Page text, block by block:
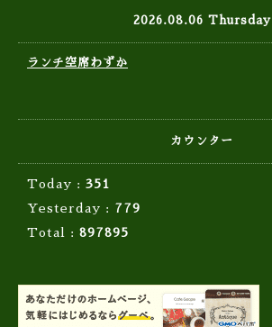
2026.08.06 Thursday
ランチ空席わずか
カウンター
Today : 351
Yesterday : 779
Total : 897895